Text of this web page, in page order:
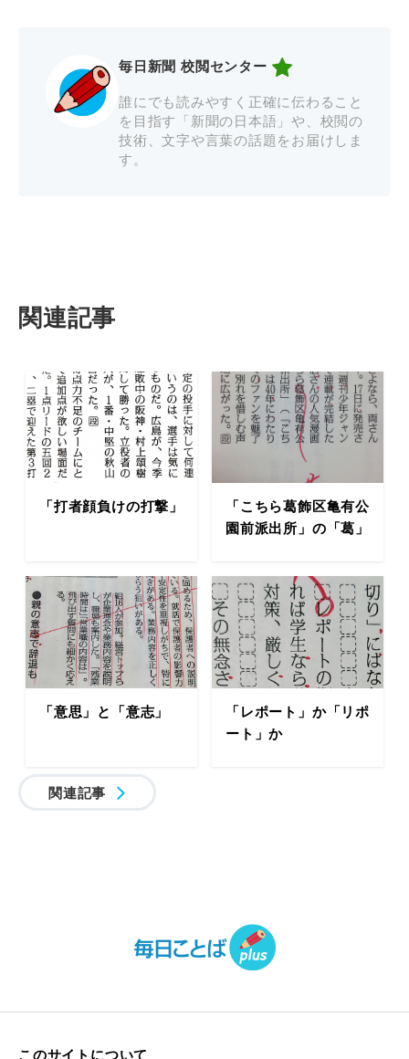
毎日新聞 校閲センター
誰にでも読みやすく正確に伝わること
を目指す「新聞の日本語」や、校閲の
技術、文字や言葉の話題をお届けしま
す。
関連記事
「打者顔負けの打撃」
「こちら葛飾区亀有公
園前派出所」の「葛」
「意思」と「意志」
「レポート」か「リポ
ート」か
関連記事
このサイトについて